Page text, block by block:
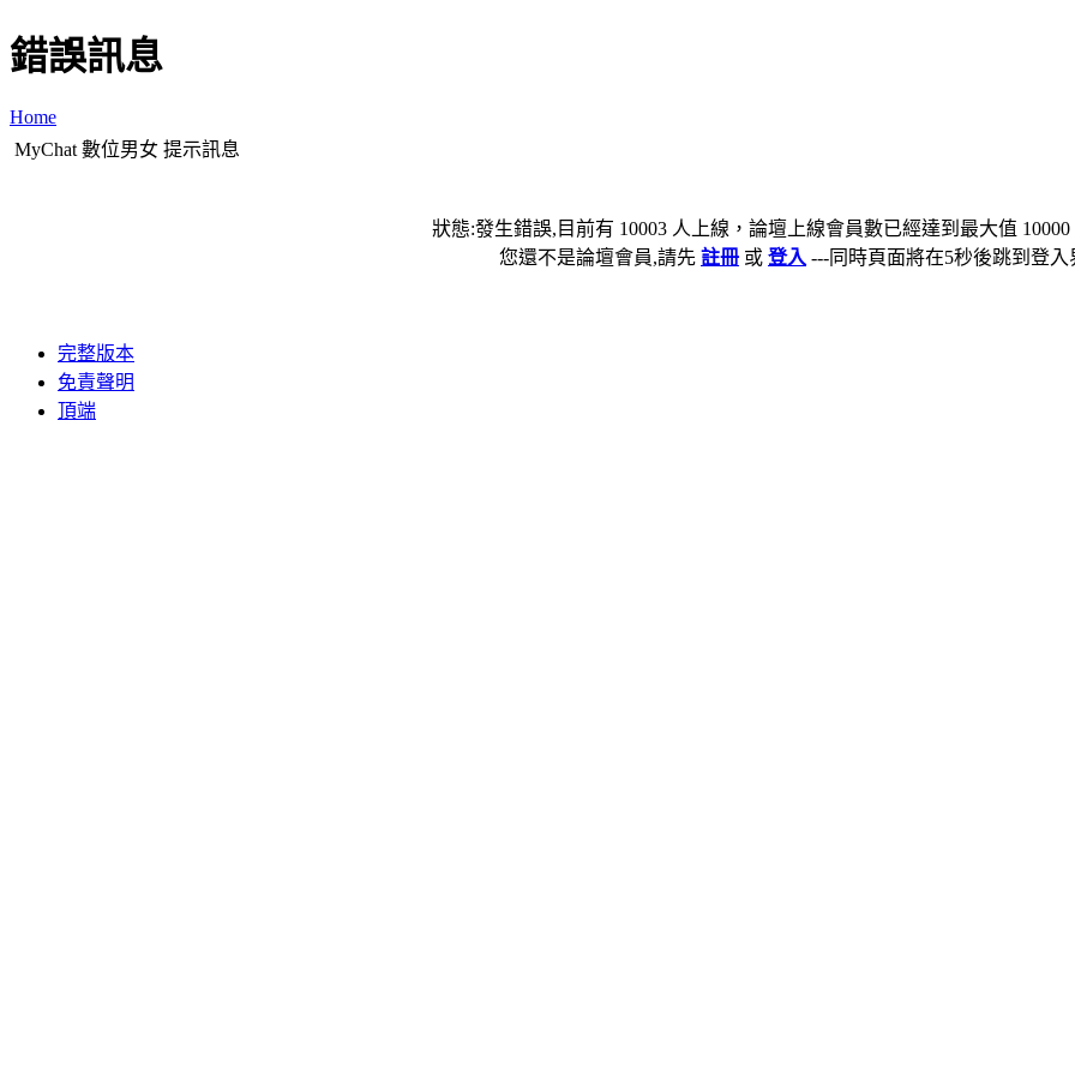
錯誤訊息
Home
MyChat 數位男女 提示訊息
狀態:發生錯誤,目前有 10003 人上線，論壇上線會員數已經達到最大值
您還不是論壇會員,請先 註冊 或 登入 ---同時頁面將在5秒後跳到登入
完整版本
免責聲明
頂端